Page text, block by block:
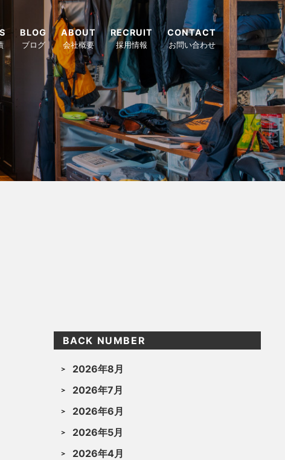
BLOG
ブログ
ABOUT
会社概要
RECRUIT
採用情報
CONTACT
お問い合わせ
BACK NUMBER
2026年8月
2026年7月
2026年6月
2026年5月
2026年4月